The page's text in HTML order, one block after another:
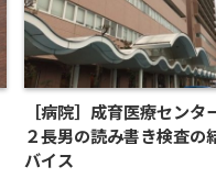
［病院］成育医療センタ
２長男の読み書き検査の
バイス